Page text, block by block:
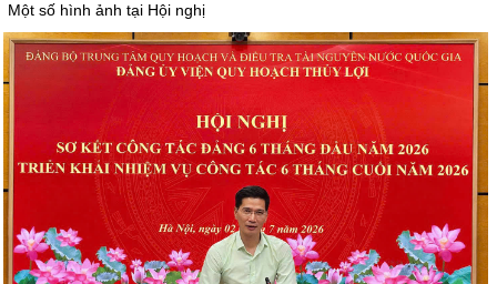
Một số hình ảnh tại Hội nghị